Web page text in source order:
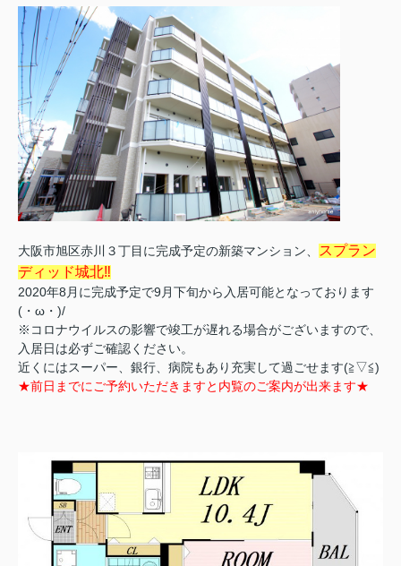
大阪市旭区赤川３丁目に完成予定の新築マンション、
スプラン
ディッド城北‼
2020年8月に完成予定で9月下旬から入居可能となっております
(・ω・)/
※コロナウイルスの影響で竣工が遅れる場合がございますので、
入居日は必ずご確認ください。
近くにはスーパー、銀行、病院もあり充実して過ごせます(≧▽≦)
★前日までにご予約いただきますと内覧のご案内が出来ます★